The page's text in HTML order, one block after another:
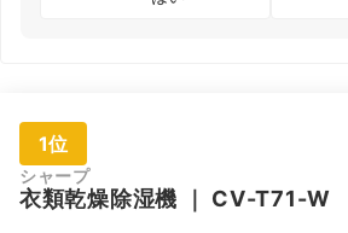
1位
シャープ
衣類乾燥除湿機 CV-T71-W